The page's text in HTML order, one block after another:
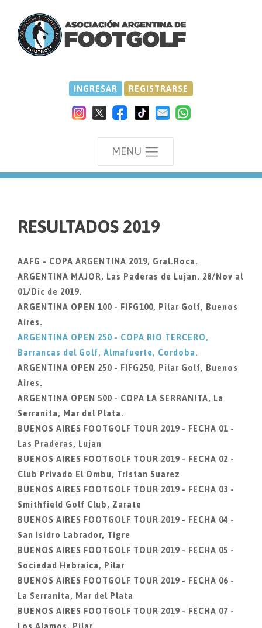
INGRESAR REGISTRARSE
MENU
RESULTADOS 2019
AAFG - COPA ARGENTINA 2019, Gral.Roca.
ARGENTINA MAJOR, Las Paderas de Lujan. 28/Nov al
01/Dic de 2019.
ARGENTINA OPEN 100 - FIFG100, Pilar Golf, Buenos
Aires.
ARGENTINA OPEN 250 - COPA RIO TERCERO,
Barrancas del Golf, Almafuerte, Cordoba.
ARGENTINA OPEN 250 - FIFG250, Pilar Golf, Buenos
Aires.
ARGENTINA OPEN 500 - COPA LA SERRANITA, La
Serranita, Mar del Plata.
BUENOS AIRES FOOTGOLF TOUR 2019 - FECHA 01 -
Las Praderas, Lujan
BUENOS AIRES FOOTGOLF TOUR 2019 - FECHA 02 -
Club Privado El Ombu, Tristan Suarez
BUENOS AIRES FOOTGOLF TOUR 2019 - FECHA 03 -
Smithfield Golf Club, Zarate
BUENOS AIRES FOOTGOLF TOUR 2019 - FECHA 04 -
San Isidro Labrador, Tigre
BUENOS AIRES FOOTGOLF TOUR 2019 - FECHA 05 -
Sociedad Hebraica, Pilar
BUENOS AIRES FOOTGOLF TOUR 2019 - FECHA 06 -
La Serranita, Mar del Plata
BUENOS AIRES FOOTGOLF TOUR 2019 - FECHA 07 -